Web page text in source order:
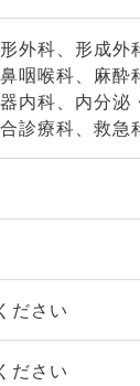
外科、形成
咽喉科、麻
内科、内分
診療科、救急
ださい
ださい